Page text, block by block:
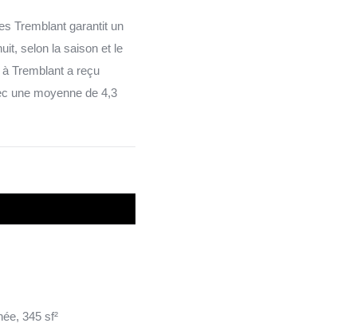
Tremblant garantit un
selon la saison et le
Tremblant a reçu
une moyenne de 4,3
345 sf²